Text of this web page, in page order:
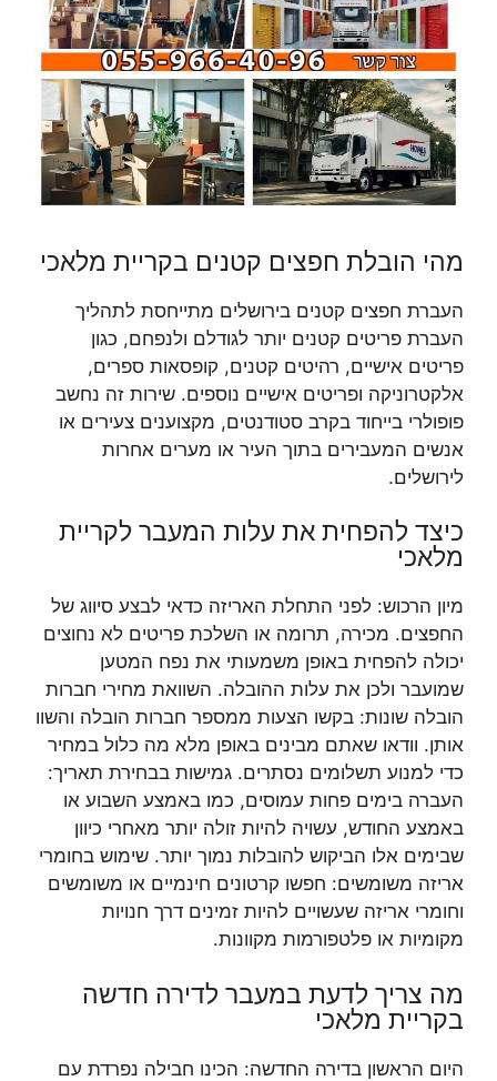
מהי הובלת חפצים קטנים בקריית מלאכי
העברת חפצים קטנים בירושלים מתייחסת לתהליך
העברת פריטים קטנים יותר לגודלם ולנפחם, כגון
פריטים אישיים, רהיטים קטנים, קופסאות ספרים,
אלקטרוניקה ופריטים אישיים נוספים. שירות זה נחשב
פופולרי בייחוד בקרב סטודנטים, מקצוענים צעירים או
אנשים המעבירים בתוך העיר או מערים אחרות
לירושלים.
כיצד להפחית את עלות המעבר לקריית
מלאכי
מיון הרכוש: לפני התחלת האריזה כדאי לבצע סיווג של
החפצים. מכירה, תרומה או השלכת פריטים לא נחוצים
יכולה להפחית באופן משמעותי את נפח המטען
שמועבר ולכן את עלות ההובלה. השוואת מחירי חברות
הובלה שונות: בקשו הצעות ממספר חברות הובלה והשוו
אותן. וודאו שאתם מבינים באופן מלא מה כלול במחיר
כדי למנוע תשלומים נסתרים. גמישות בבחירת תאריך:
העברה בימים פחות עמוסים, כמו באמצע השבוע או
באמצע החודש, עשויה להיות זולה יותר מאחרי כיוון
שבימים אלו הביקוש להובלות נמוך יותר. שימוש בחומרי
אריזה משומשים: חפשו קרטונים חינמיים או משומשים
וחומרי אריזה שעשויים להיות זמינים דרך חנויות
מקומיות או פלטפורמות מקוונות.
מה צריך לדעת במעבר לדירה חדשה
בקריית מלאכי
היום הראשון בדירה החדשה: הכינו חבילה נפרדת עם